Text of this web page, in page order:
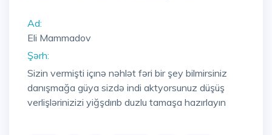
Ad:
Eli Mammadov
Şərh:
Sizin vermişti içınə nəhlət fəri bir şey bilmirsiniz
danışmağa güya sizdə indi aktyorsunuz düşüş
verlişlərinizizi yiğşdırıb duzlu tamaşa hazırlayın